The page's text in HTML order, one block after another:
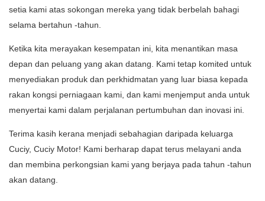
setia kami atas sokongan mereka yang tidak berbelah bahagi
selama bertahun -tahun.
Ketika kita merayakan kesempatan ini, kita menantikan masa
depan dan peluang yang akan datang. Kami tetap komited untuk
menyediakan produk dan perkhidmatan yang luar biasa kepada
rakan kongsi perniagaan kami, dan kami menjemput anda untuk
menyertai kami dalam perjalanan pertumbuhan dan inovasi ini.
Terima kasih kerana menjadi sebahagian daripada keluarga
Cuciy, Cuciy Motor! Kami berharap dapat terus melayani anda
dan membina perkongsian kami yang berjaya pada tahun -tahun
akan datang.